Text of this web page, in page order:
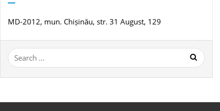
MD-2012, mun. Chișinău, str. 31 August, 129
Search
for: